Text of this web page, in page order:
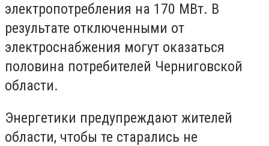
электропотребления на 170 МВт. В
результате отключенными от
электроснабжения могут оказаться
половина потребителей Черниговской
области.
Энергетики предупреждают жителей
области, чтобы те старались не